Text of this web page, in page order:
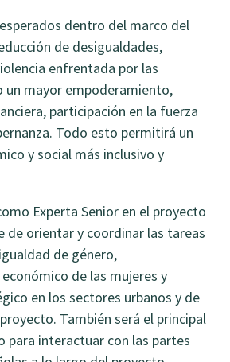
dentro del marco del
de desigualdades,
enfrentada por las
un mayor empoderamiento,
participación en la fuerza
Todo esto permitirá un
y social más inclusivo y
Experta Senior en el proyecto
de orientar y coordinar las tareas
de género,
de las mujeres y
en los sectores urbanos y de
También será el principal
para interactuar con las partes